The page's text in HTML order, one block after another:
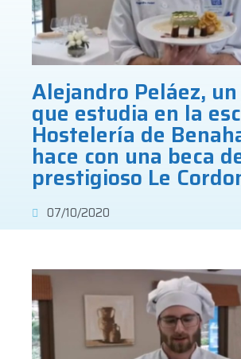
Alejandro Peláez,
que estudia en la
Hostelería de
hace con una beca
prestigioso Le
07/10/2020